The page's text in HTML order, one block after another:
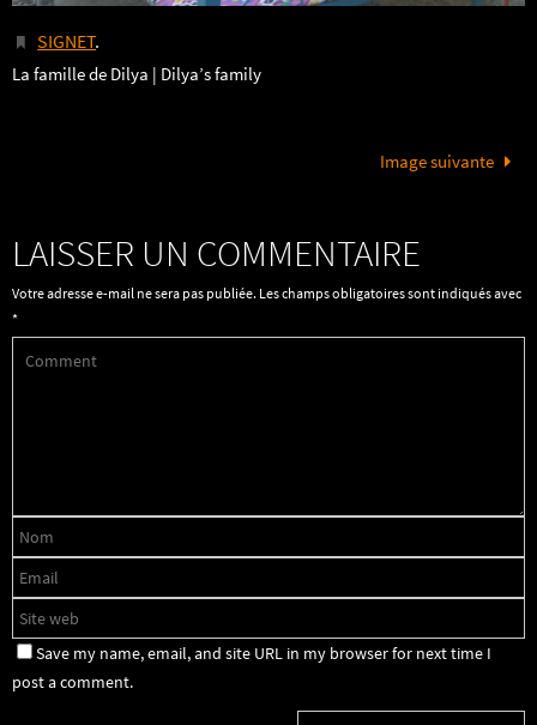
SIGNET.
La famille de Dilya | Dilya’s family
Image suivante
LAISSER UN COMMENTAIRE
Votre adresse e-mail ne sera pas publiée. Les champs obligatoires sont indiqués avec
*
Save my name, email, and site URL in my browser for next time I
post a comment.